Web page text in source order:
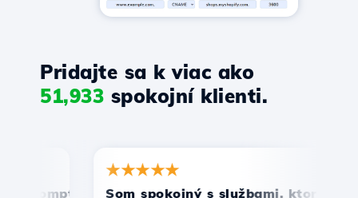
Pridajte sa k viac ako
51,933 spokojní klienti.
a efektívna technická podpora.
★★★★★
Som spokojný s službami, ktoré